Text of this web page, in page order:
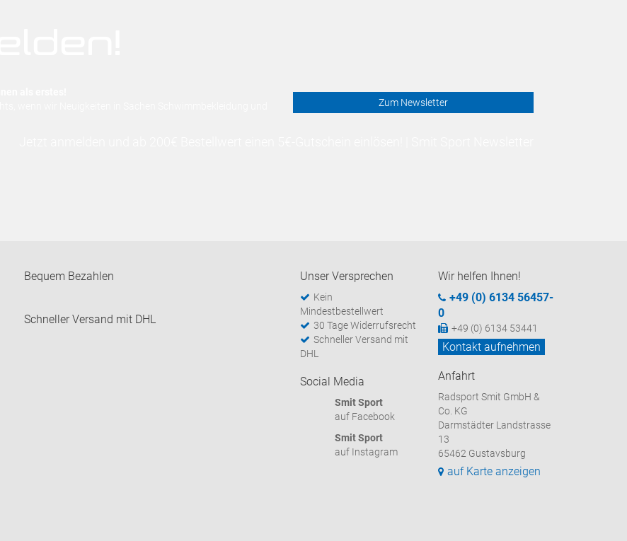
Zum Newsletter
Bequem Bezahlen
Schneller Versand mit DHL
Unser Versprechen
Kein
Mindestbestellwert
30 Tage Widerrufsrecht
Schneller Versand mit
DHL
Social Media
Smit Sport
auf Facebook
Smit Sport
auf Instagram
Wir helfen Ihnen!
+49 (0) 6134 56457-
0
+49 (0) 6134 53441
Kontakt aufnehmen
Anfahrt
Radsport Smit GmbH &
Co. KG
Darmstädter Landstrasse
13
65462 Gustavsburg
auf Karte anzeigen